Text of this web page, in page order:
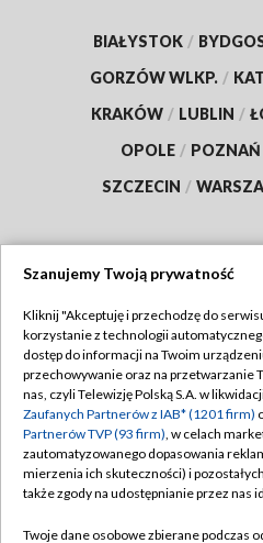
BIAŁYSTOK /
GORZÓW WLKP. /
KRAKÓW / LUBLIN /
OPOLE / POZNAŃ
SZCZECIN /
Abonament TVP
Emisja w TVP
Centrum informacji TVP
Naziemna Telewizja Cyfrowa
Polityka
Moje
Szanujemy Twoją prywatność
Kliknij "Akceptuję i przechodzę do
korzystanie z technologii
dostęp do informacji na Twoim
przechowywanie oraz na przetwarzanie
nas, czyli Telewizję Polską S.A. w
Zaufanych Partnerów z IAB* (1201 firm)
Partnerów TVP (93 firm), w celach
zautomatyzowanego dopasowania
mierzenia ich skuteczności) i
także zgody na udostępnianie przez nas
Twoje dane osobowe zbierane podczas